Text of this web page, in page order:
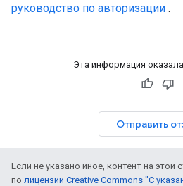
руководство по авторизации .
Эта информация
Отправить
Если не указано иное, контент на этой
по лицензии Creative Commons "С